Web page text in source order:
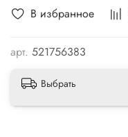
В избранное
арт. 521756383
Выбрать